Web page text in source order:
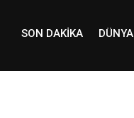
SON DAKIKA DÜNYA